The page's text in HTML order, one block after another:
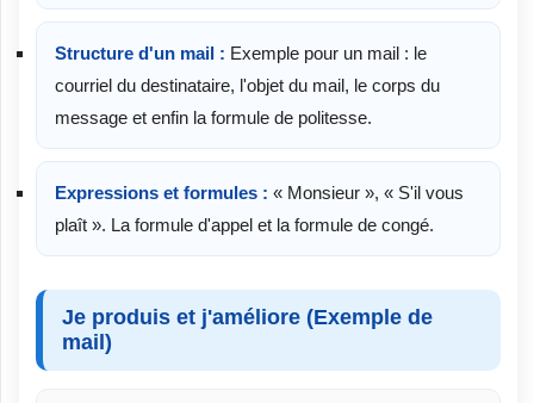
Structure d'un mail : Exemple pour un mail : le
courriel du destinataire, l'objet du mail, le corps du
message et enfin la formule de politesse.
Expressions et formules : « Monsieur », « S'il vous
plaît ». La formule d'appel et la formule de congé.
Je produis et j'améliore (Exemple de
mail)